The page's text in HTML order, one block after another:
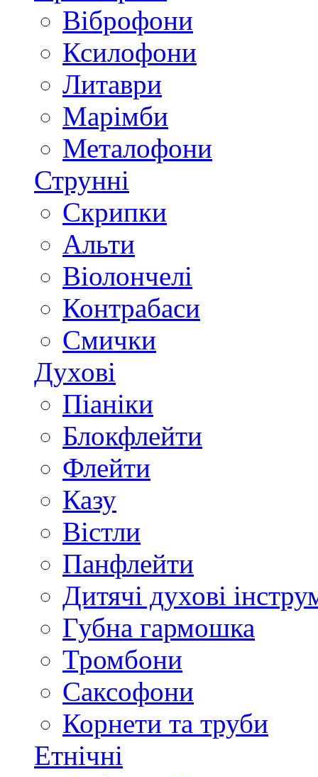
Віброфони
Ксилофони
Литаври
Марімби
Металофони
Струнні
Скрипки
Альти
Віолончелі
Контрабаси
Смички
Духові
Піаніки
Блокфлейти
Флейти
Казу
Вістли
Панфлейти
Дитячі духові
Губна гармошка
Тромбони
Саксофони
Корнети та труби
Етнічні